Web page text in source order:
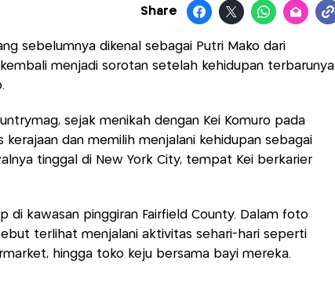
Share
sebelumnya dikenal sebagai Putri Mako dari
kembali menjadi sorotan setelah kehidupan terbarunya
sejak menikah dengan Kei Komuro pada
kerajaan dan memilih menjalani kehidupan sebagai
tinggal di New York City, tempat Kei berkarier
di kawasan pinggiran Fairfield County. Dalam foto
terlihat menjalani aktivitas sehari-hari seperti
hingga toko keju bersama bayi mereka.